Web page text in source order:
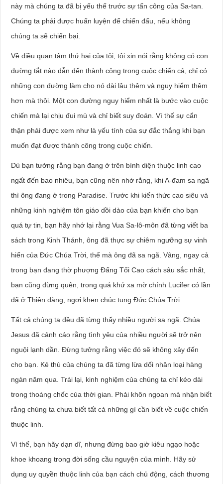
này mà chúng ta đã bị yếu thế trước sự tấn công của Sa-tan.
Chúng ta phải được huấn luyện để chiến đấu, nếu không
chúng ta sẽ chiến bại.
Về điều quan tâm thứ hai của tôi, tôi xin nói rằng không có con
đường tắt nào dẫn đến thành công trong cuộc chiến cả, chỉ có
những con đường làm cho nó dài lâu thêm và nguy hiểm thêm
hơn mà thôi. Một con đường nguy hiểm nhất là bước vào cuộc
chiến mà lại chịu đui mù và chỉ biết suy đoán. Vì thế sự cẩn
thận phải được xem như là yếu tính của sự đắc thắng khi bạn
muốn đạt được thành công trong cuộc chiến.
Dù bạn tưởng rằng bạn đang ở trên bình diện thuộc linh cao
ngất đến bao nhiêu, bạn cũng nên nhớ rằng, khi A-đam sa ngã
thì ông đang ở trong Paradise. Trước khi kiến thức cao siêu và
những kinh nghiệm tôn giáo dồi dào của bạn khiến cho bạn
quá tự tin, bạn hãy nhớ lại rằng Vua Sa-lô-môn đã từng viết ba
sách trong Kinh Thánh, ông đã thực sự chiêm ngưỡng sự vinh
hiển của Đức Chúa Trời, thế mà ông đã sa ngã. Vâng, ngay cả
trong bạn đang thờ phượng Đấng Tối Cao cách sâu sắc nhất,
bạn cũng đừng quên, trong quá khứ xa mờ chính Lucifer có lần
đã ở Thiên đàng, ngợi khen chúc tụng Đức Chúa Trời.
Tất cả chúng ta đều đã từng thấy nhiều người sa ngã. Chúa
Jesus đã cảnh cáo rằng tình yêu của nhiều người sẽ trở nên
nguội lạnh dần. Đừng tưởng rằng việc đó sẽ không xảy đến
cho bạn. Kẻ thù của chúng ta đã từng lừa dối nhân loại hàng
ngàn năm qua. Trái lại, kinh nghiệm của chúng ta chỉ kéo dài
trong thoáng chốc của thời gian. Phải khôn ngoan mà nhận biết
rằng chúng ta chưa biết tất cả những gì cần biết về cuộc chiến
thuộc linh.
Vì thế, bạn hãy dạn dĩ, nhưng đừng bao giờ kiêu ngạo hoặc
khoe khoang trong đời sống cầu nguyện của mình. Hãy sử
dụng uy quyền thuộc linh của bạn cách chủ động, cách thương